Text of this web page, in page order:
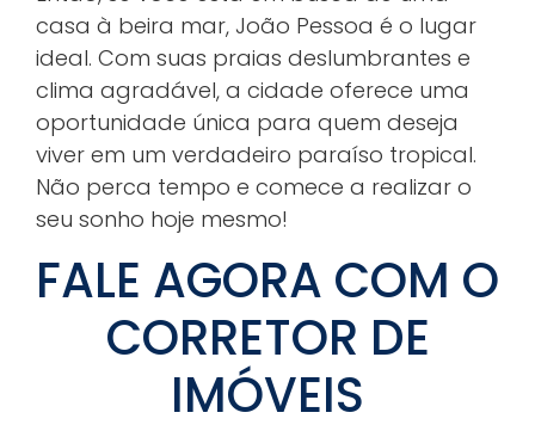
casa à beira mar, João Pessoa é o lugar
ideal. Com suas praias deslumbrantes e
clima agradável, a cidade oferece uma
oportunidade única para quem deseja
viver em um verdadeiro paraíso tropical.
Não perca tempo e comece a realizar o
seu sonho hoje mesmo!
FALE AGORA COM O
CORRETOR DE
IMÓVEIS